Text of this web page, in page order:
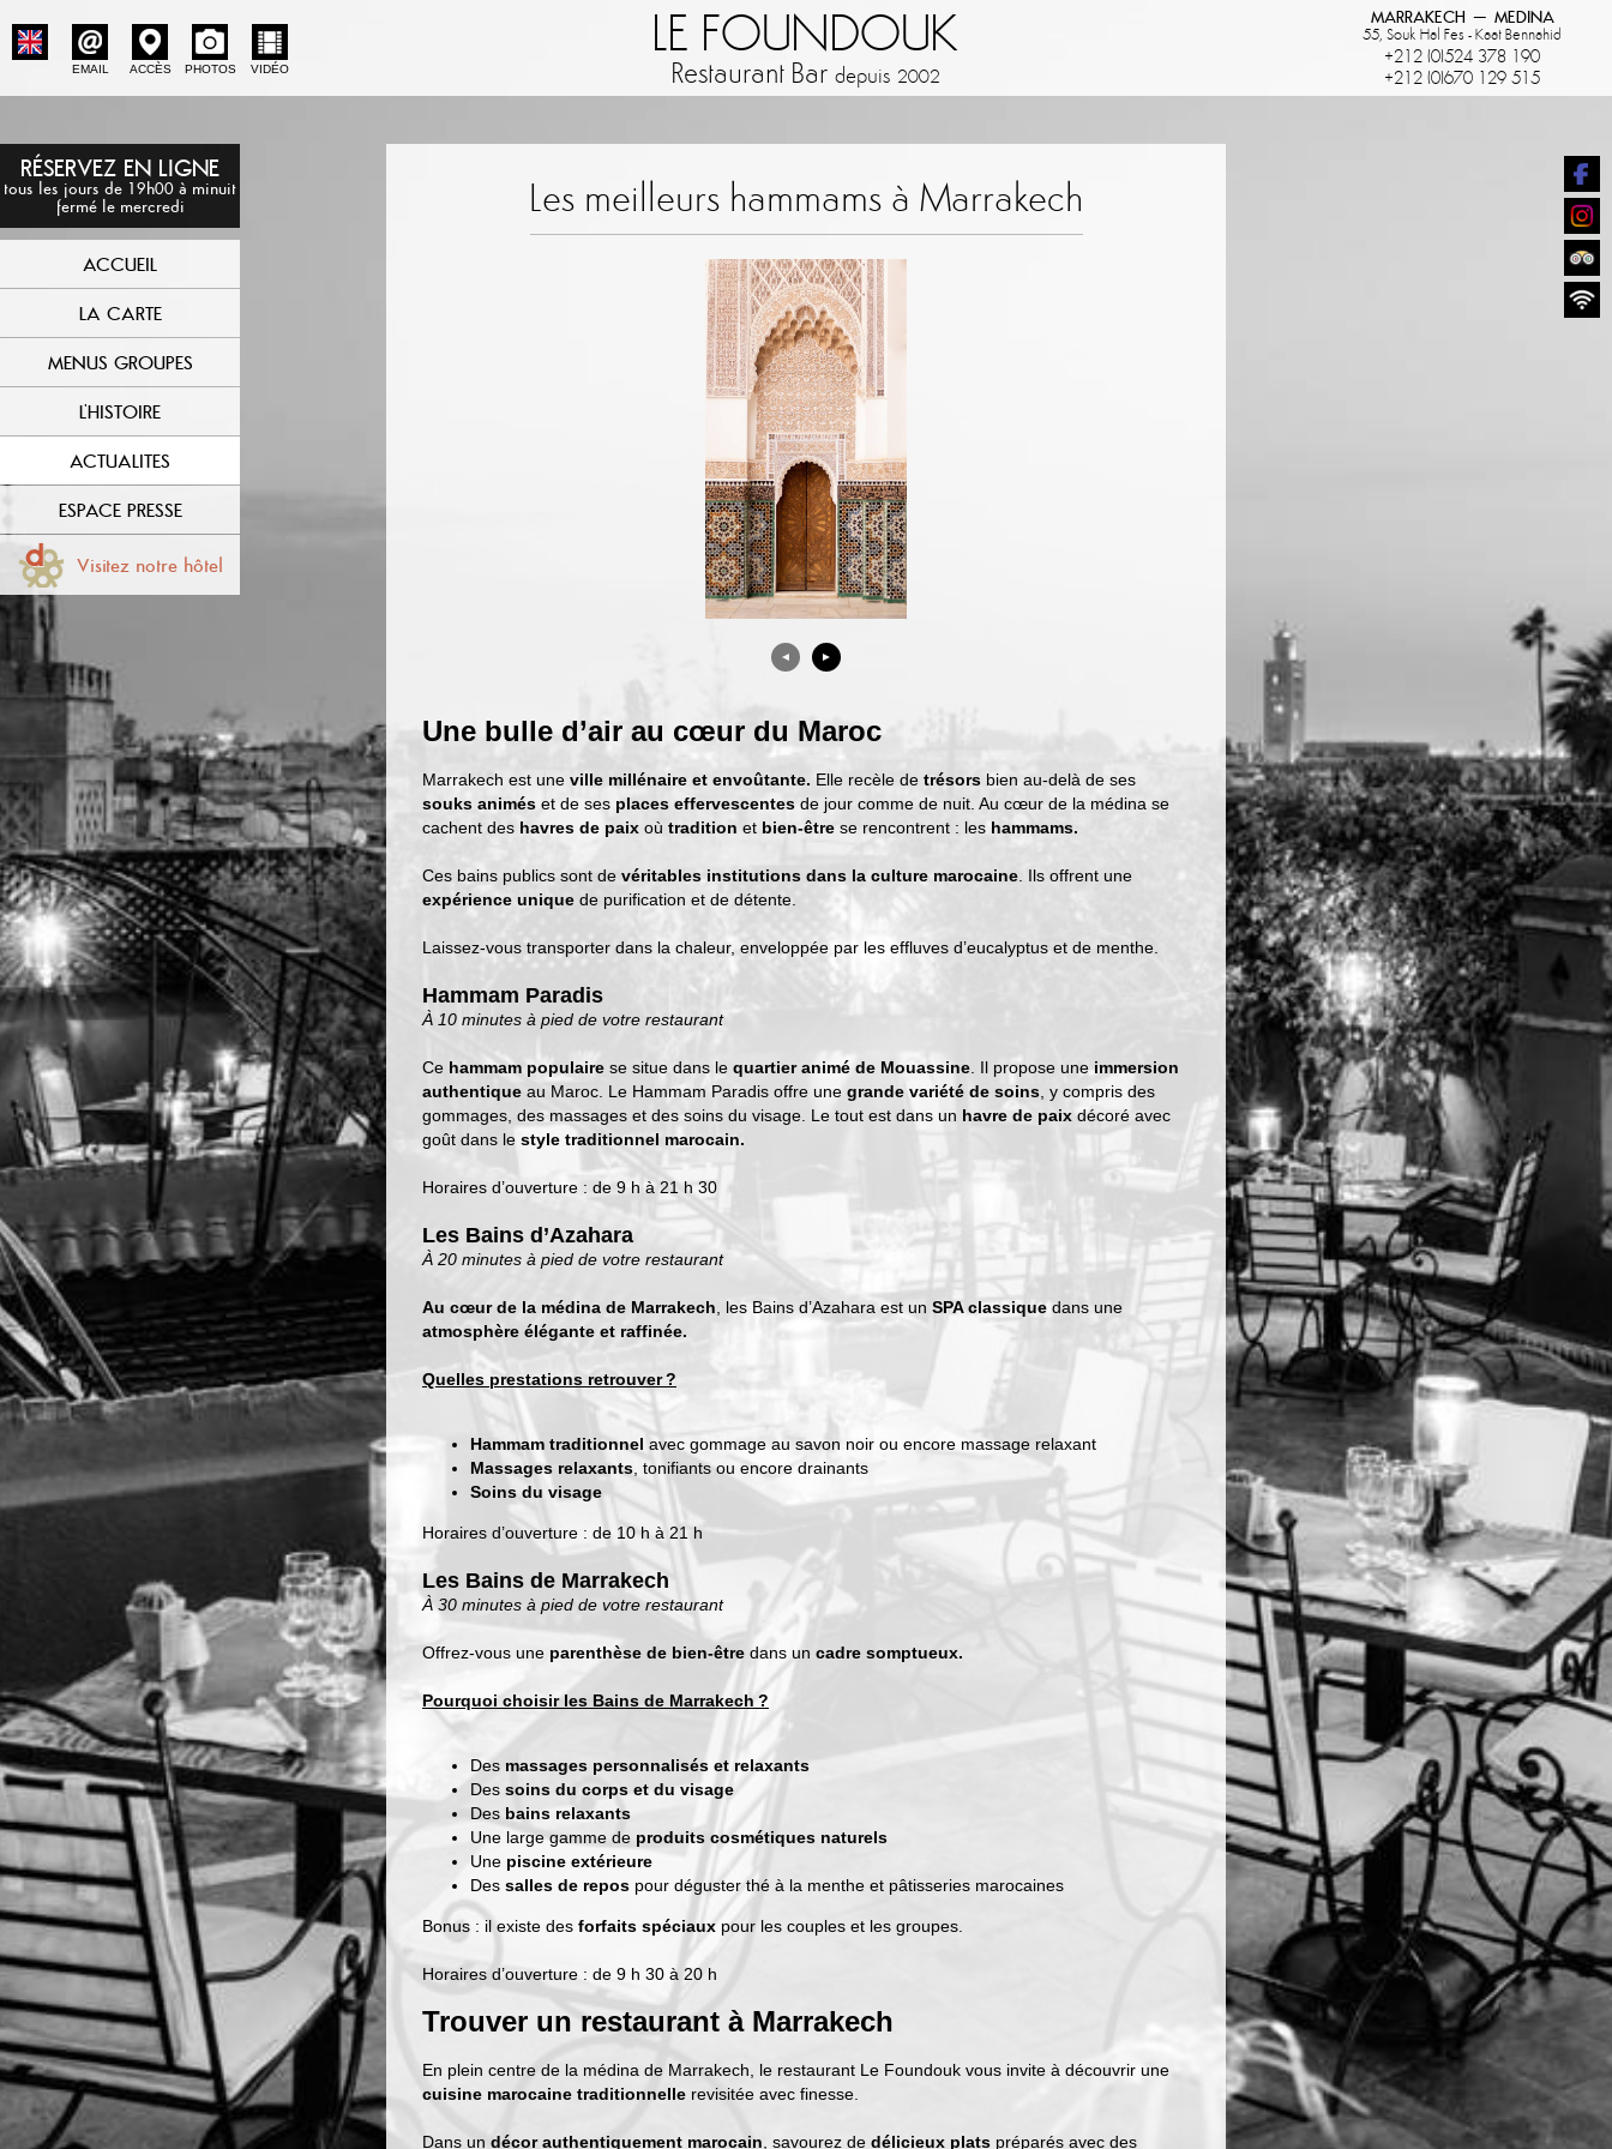
LE FOUNDOUK
Restaurant Bar depuis 2002
EMAIL ACCÈS PHOTOS VIDÉO
MARRAKECH – MEDINA
55, Souk Hal Fes - Kaat Bennahid
+212 (0)524 378 190
+212 (0)670 129 515
RÉSERVEZ EN LIGNE
tous les jours de 19h00 à minuit
fermé le mercredi
ACCUEIL
LA CARTE
MENUS GROUPES
L'HISTOIRE
ACTUALITES
ESPACE PRESSE
Visitez notre hôtel
Les meilleurs hammams à Marrakech
◄ ►
Une bulle d’air au cœur du Maroc
Marrakech est une ville millénaire et envoûtante. Elle recèle de trésors bien au-delà de ses
souks animés et de ses places effervescentes de jour comme de nuit. Au cœur de la médina se
cachent des havres de paix où tradition et bien-être se rencontrent : les hammams.
Ces bains publics sont de véritables institutions dans la culture marocaine . Ils offrent une
expérience unique de purification et de détente.
Laissez-vous transporter dans la chaleur, enveloppée par les effluves d’eucalyptus et de menthe.
Hammam Paradis
À 10 minutes à pied de votre restaurant
Ce hammam populaire se situe dans le quartier animé de Mouassine . Il propose uneimmersion
authentique au Maroc. Le Hammam Paradis offre une grande variété de soins , y compris des
gommages, des massages et des soins du visage. Le tout est dans un havre de paix décoré avec
goût dans le style traditionnel marocain.
Horaires d’ouverture : de 9 h à 21 h 30
Les Bains d’Azahara
À 20 minutes à pied de votre restaurant
Au cœur de la médina de Marrakech , les Bains d’Azahara est un SPA classique dans une
atmosphère élégante et raffinée.
Quelles prestations retrouver ?
Hammam traditionnel avec gommage au savon noir ou encore massage relaxant
Massages relaxants , tonifiants ou encore drainants
Soins du visage
Horaires d’ouverture : de 10 h à 21 h
Les Bains de Marrakech
À 30 minutes à pied de votre restaurant
Offrez-vous une parenthèse de bien-être dans un cadre somptueux.
Pourquoi choisir les Bains de Marrakech ?
Des massages personnalisés et relaxants
Des soins du corps et du visage
Des bains relaxants
Une large gamme de produits cosmétiques naturels
Une piscine extérieure
Des salles de repos pour déguster thé à la menthe et pâtisseries marocaines
Bonus : il existe des forfaits spéciauxpour les couples et les groupes.
Horaires d’ouverture : de 9 h 30 à 20 h
Trouver un restaurant à Marrakech
En plein centre de la médina de Marrakech, le restaurant Le Foundouk vous invite à découvrir une
cuisine marocaine traditionnelle revisitée avec finesse.
Dans un décor authentiquement marocain , savourez de délicieux plats préparés avec des